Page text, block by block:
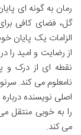
رمان به گونه ای
گل، فضای کافی
الزامات یک پایان
از رضایت و امید را
نقطه ای از درک و
نامعلوم می کند.
اصلی نویسنده
را به خوبی منتقل
می کند.